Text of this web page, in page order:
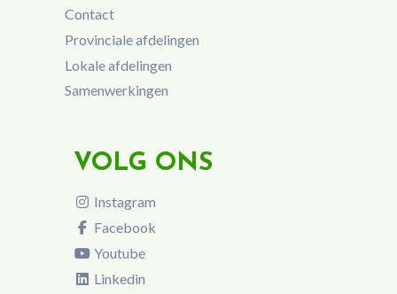
Contact
Provinciale afdelingen
Lokale afdelingen
Samenwerkingen
VOLG ONS
Instagram
Facebook
Youtube
Linkedin